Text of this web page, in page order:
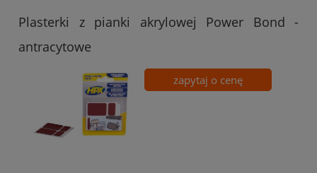
Plasterki z pianki akrylowej Power Bond -
antracytowe
zapytaj o cenę